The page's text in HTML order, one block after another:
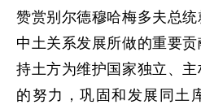
赞赏别尔德穆哈梅多夫总
中土关系发展所做的重要
持土方为维护国家独立、
的努力，巩固和发展同土